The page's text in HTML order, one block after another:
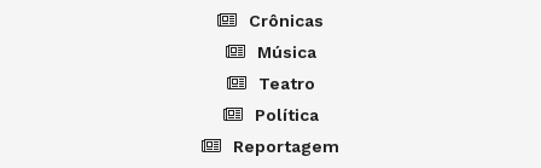
Crônicas
Música
Teatro
Política
Reportagem